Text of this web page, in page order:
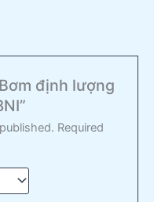
định lượng
Required